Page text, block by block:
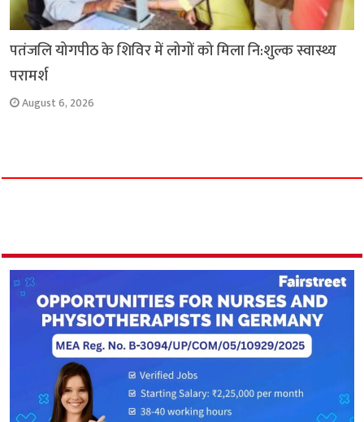
पतंजलि योगपीठ के शिविर में लोगों को मिला नि:शुल्क स्वास्थ्य
परामर्श
August 6, 2026